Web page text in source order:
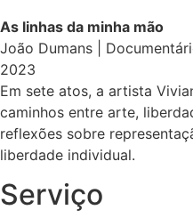
As linhas da minha mão
João Dumans |
2023
Em sete atos, a artista
caminhos entre arte,
reflexões sobre
liberdade individual.
Serviço